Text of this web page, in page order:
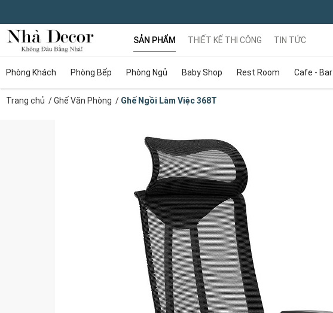
SẢN PHẨM
Phòng Khách Phòng Bếp Phòng Ngủ Baby Shop Rest Room Cafe - Bar
THIẾT KẾ THI CÔNG TIN TỨC
Trang chủ /Ghế Văn Phòng / Ghế Ngồi Làm Việc 368T